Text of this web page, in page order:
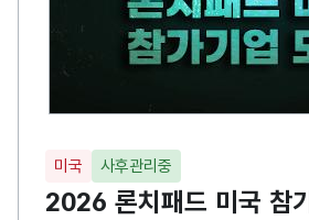
미국 사후관리중
2026 론치패드 미국 참